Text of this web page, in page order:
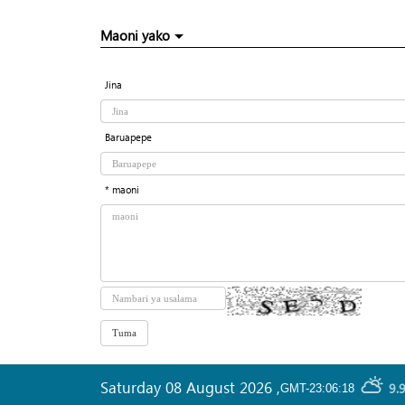
Maoni yako
Jina
Baruapepe
* maoni
GMT-23:06:18
Saturday 08 August 2026 ,